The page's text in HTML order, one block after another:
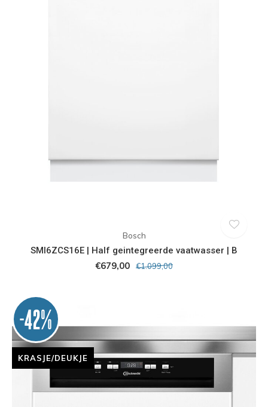
Bosch
SMI6ZCS16E | Half geintegreerde vaatwasser | B
€679,00 €1.099,00
-42%
KRASJE/DEUKJE